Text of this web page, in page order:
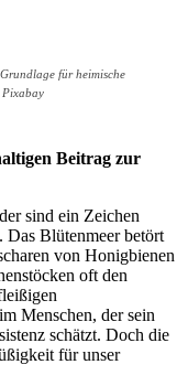
für heimische
Pixabay
Beitrag zur
sind ein Zeichen
Das Blütenmeer betört
von Honigbienen
oft den
Menschen, der sein
schätzt. Doch die
für unser